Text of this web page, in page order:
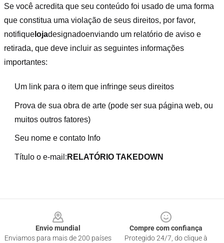
Se você acredita que seu conteúdo foi usado de uma forma
que constitua uma violação de seus direitos, por favor,
notifique lojadesignadoenviando um relatório de aviso e
retirada, que deve incluir as seguintes informações
importantes:
Um link para o item que infringe seus direitos
Prova de sua obra de arte (pode ser sua página web, ou
muitos outros fatores)
Seu nome e contato Info
Título o e-mail: RELATÓRIO TAKEDOWN
Envio mundial
Enviamos para mais de 200 países
Compre com confiança
Protegido 24/7, do clique à